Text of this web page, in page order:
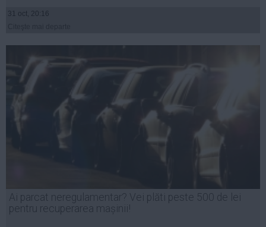
31 oct, 20:16
Ai parcat neregulamentar? Vei plăti peste 500 de lei
pentru recuperarea mașinii!